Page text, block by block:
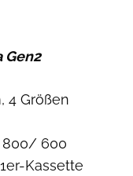
Gen2
4 Größen
800/ 600
Kassette